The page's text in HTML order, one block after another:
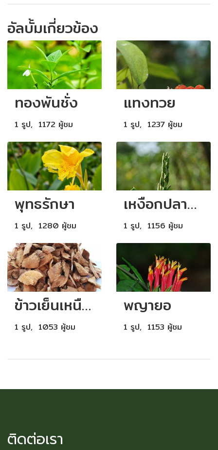
อัลบั้มเกี่ยวข้อง
ทองพันชั่ง
1 รูป, 1172 ผู้ชม
แทงทวย
1 รูป, 1237 ผู้ชม
พุทธรักษา
1 รูป, 1280 ผู้ชม
เหงือกปลาหมอ
1 รูป, 1156 ผู้ชม
ข้าวเย็นเหนือ ข้าวเย็นใต้
1 รูป, 1053 ผู้ชม
พญายอ
1 รูป, 1153 ผู้ชม
ติดต่อเรา